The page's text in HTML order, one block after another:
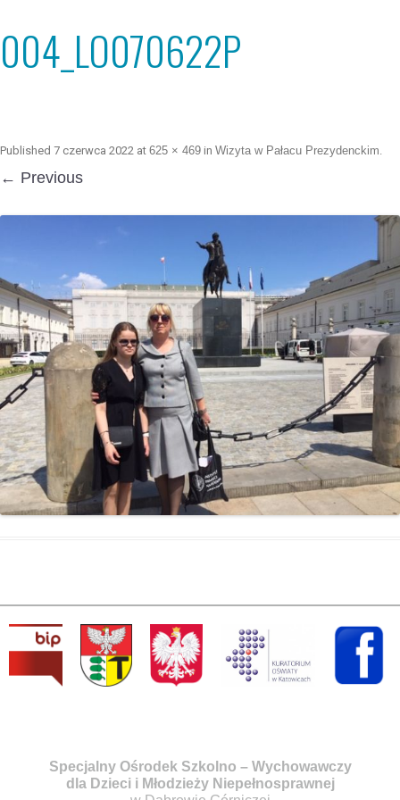
004_LO070622P
Published 7 czerwca 2022 at 625 × 469 in Wizyta w Pałacu Prezydenckim.
← Previous
Specjalny Ośrodek Szkolno – Wychowawczy
dla Dzieci i Młodzieży Niepełnosprawnej